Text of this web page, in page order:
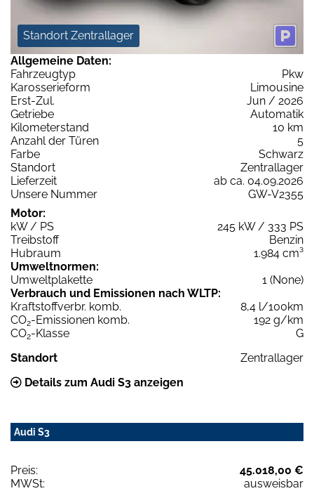
Standort Zentrallager
Allgemeine Daten:
Fahrzeugtyp
Pkw
Karosserieform
Limousine
Erst-Zul.
Jun / 2026
Getriebe
Automatik
Kilometerstand
10 km
Anzahl der Türen
5
Farbe
Schwarz
Standort
Zentrallager
Lieferzeit
ab ca. 04.09.2026
Unsere Nummer
GW-V2355
Motor:
kW / PS
245 kW / 333 PS
Treibstoff
Benzin
Hubraum
1.984 cm³
Umweltnormen:
Umweltplakette
1 (None)
Verbrauch und Emissionen nach WLTP:
Kraftstoffverbr. komb.
8,4 l/100km
CO2-Emissionen komb.
192 g/km
CO2-Klasse
G
Standort
Zentrallager
Details zum Audi S3 anzeigen
Audi S3
Preis:
45.018,00 €
MWSt:
ausweisbar